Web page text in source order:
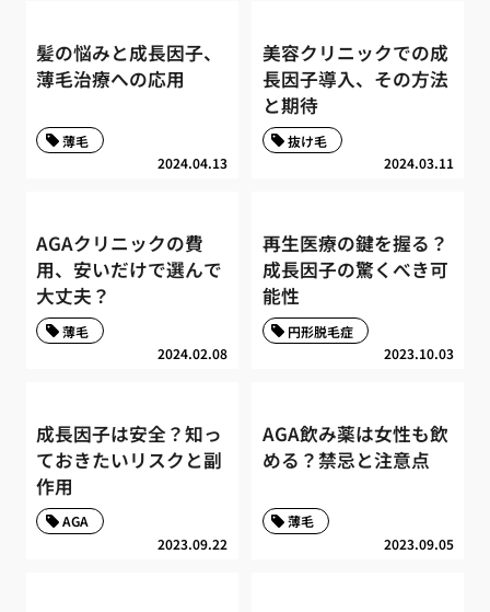
髪の悩みと成長因子、
薄毛治療への応用
2024.04.13
薄毛
美容クリニックでの成
長因子導入、その方法
と期待
2024.03.11
抜け毛
AGAクリニックの費
用、安いだけで選んで
大丈夫？
2024.02.08
薄毛
再生医療の鍵を握る？
成長因子の驚くべき可
能性
2023.10.03
円形脱毛症
成長因子は安全？知っ
ておきたいリスクと副
作用
2023.09.22
AGA
AGA飲み薬は女性も飲
める？禁忌と注意点
2023.09.05
薄毛